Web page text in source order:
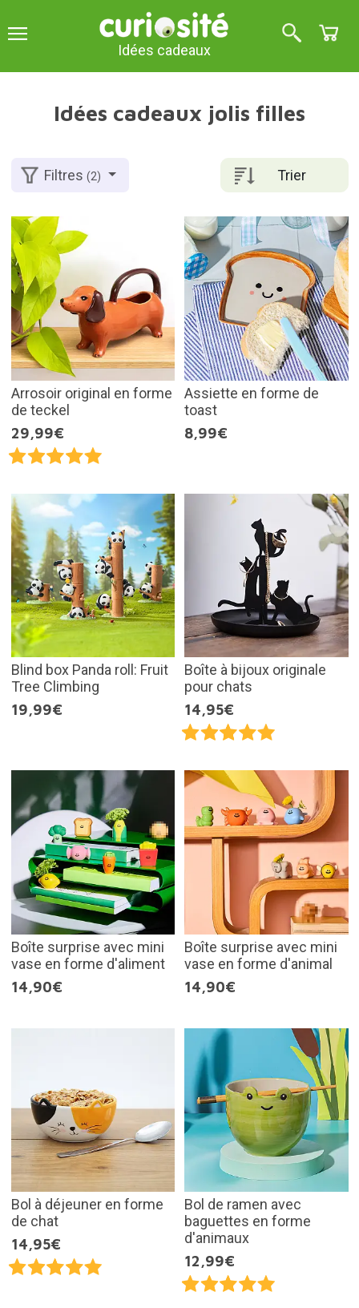
Idées cadeaux
Idées cadeaux jolis filles
Trier
Filtres(2)
Arrosoir original en forme
de teckel
29,99€
Assiette en forme de
toast
8,99€
Blind box Panda roll: Fruit
Tree Climbing
19,99€
Boîte à bijoux originale
pour chats
14,95€
Boîte surprise avec mini
vase en forme d'aliment
14,90€
Boîte surprise avec mini
vase en forme d'animal
14,90€
Bol à déjeuner en forme
de chat
14,95€
Bol de ramen avec
baguettes en forme
d'animaux
12,99€